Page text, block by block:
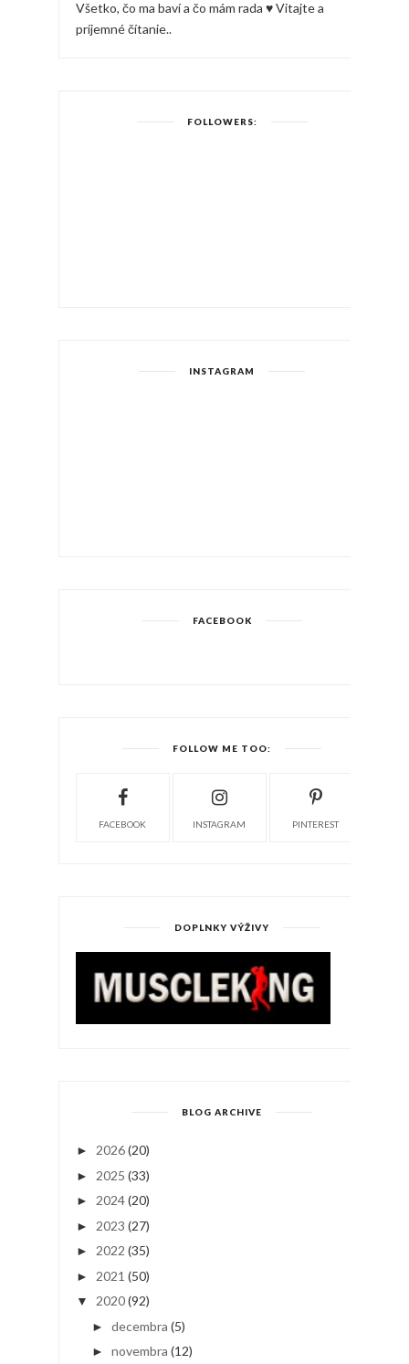
Všetko, čo ma baví a čo mám rada ♥ Vitajte a
príjemné čítanie..
FOLLOWERS:
INSTAGRAM
FACEBOOK
FOLLOW ME TOO:
FACEBOOK INSTAGRAM PINTEREST
DOPLNKY VÝŽIVY
BLOG ARCHIVE
► 2026(20)
► 2025 (33)
► 2024(20)
► 2023 (27)
► 2022 (35)
► 2021 (50)
▼ 2020(92)
► decembra (5)
► novembra (12)